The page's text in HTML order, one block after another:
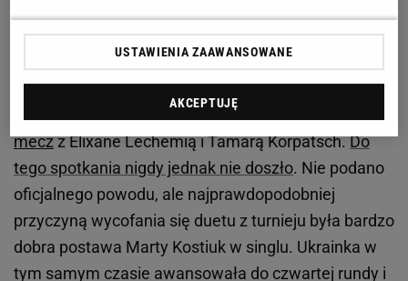
Katarzyna Kawa i Marta Kostiuk poddały w Autralian
Open. Polka zabrała głos
W drugiej rundziePolkaz Ukrainką miały zagrać
meczz Elixane Lechemią i Tamarą Korpatsch.Do
tego spotkania nigdy jednak nie doszło. Nie podano
oficjalnego powodu, ale najprawdopodobniej
przyczyną wycofania się duetu z turnieju była bardzo
dobra postawa Marty Kostiuk w singlu. Ukrainka w
tym samym czasie awansowała do czwartej rundy i
USTAWIENIA ZAAWANSOWANE
AKCEPTUJĘ